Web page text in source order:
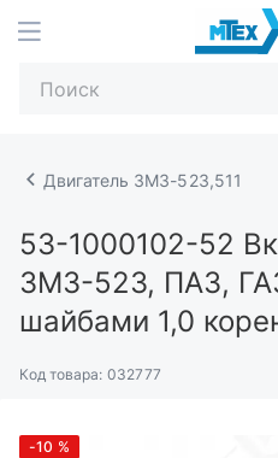
Двигатель ЗМЗ-523,511
53-1000102-52
ЗМЗ-523, ПАЗ,
шайбами 1,0
Код товара: 032777
-10 %